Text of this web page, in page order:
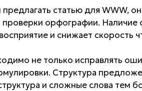
статью для WWW,
орфографии.
и снижает скорость
не только исправлять
Структура
и сложные слова тем